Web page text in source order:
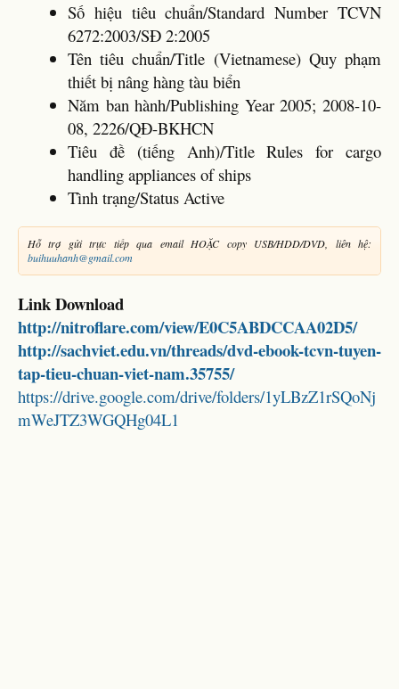
Số hiệu tiêu chuẩn/Standard Number TCVN
6272:2003/SĐ 2:2005
Tên tiêu chuẩn/Title (Vietnamese) Quy phạm
thiết bị nâng hàng tàu biển
Năm ban hành/Publishing Year 2005; 2008-10-
08, 2226/QĐ-BKHCN
Tiêu đề (tiếng Anh)/Title Rules for cargo
handling appliances of ships
Tình trạng/Status Active
Hỗ trợ gửi trực tiếp qua email HOẶC copy USB/HDD/DVD, liên hệ:
buihuuhanh@gmail.com
Link Download
http://nitroflare.com/view/E0C5ABDCCAA02D5/
http://sachviet.edu.vn/threads/dvd-ebook-tcvn-tuyen-
tap-tieu-chuan-viet-nam.35755/
https://drive.google.com/drive/folders/1yLBzZ1rSQoNj
mWeJTZ3WGQHg04L1